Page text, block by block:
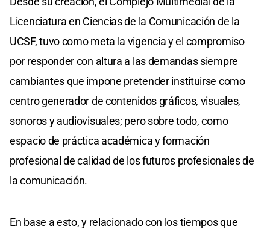
Licenciatura en Ciencias de la Comunicación de la
UCSF, tuvo como meta la vigencia y el compromiso
por responder con altura a las demandas siempre
cambiantes que impone pretender instituirse como
centro generador de contenidos gráficos, visuales,
sonoros y audiovisuales; pero sobre todo, como
espacio de práctica académica y formación
profesional de calidad de los futuros profesionales de
la comunicación.
En base a esto, y relacionado con los tiempos que